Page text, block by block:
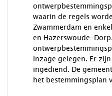
waarin de regels
Zwammerdam en
en Hazerswoude-
inzage gelegen. Er
ingediend. De
het bestemmingsplan